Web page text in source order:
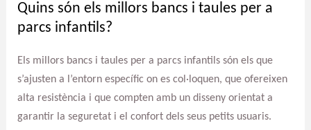
Quins són els millors bancs i taules per a
parcs infantils?
Els millors bancs i taules per a parcs infantils són els que
s’ajusten a l’entorn específic on es col·loquen, que ofereixen
alta resistència i que compten amb un disseny orientat a
garantir la seguretat i el confort dels seus petits usuaris.